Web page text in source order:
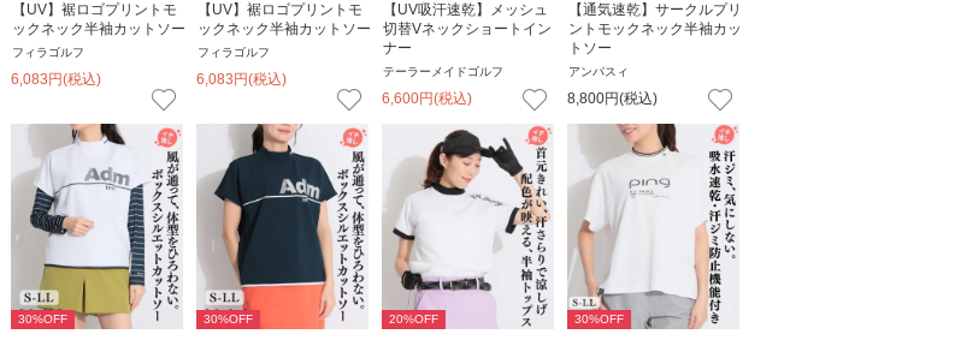
【UV】裾ロゴプリントモ
ックネック半袖カットソー
フィラゴルフ
6,083円(税込)
【UV】裾ロゴプリントモ
ックネック半袖カットソー
フィラゴルフ
6,083円(税込)
【UV吸汗速乾】メッシュ
切替Vネックショートイン
ナー
テーラーメイドゴルフ
6,600円(税込)
【通気速乾】サークルプリ
ントモックネック半袖カッ
トソー
アンパスィ
8,800円(税込)
30%OFF 30%OFF 20%OFF 30%OFF